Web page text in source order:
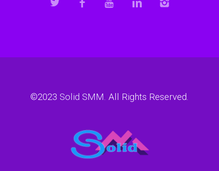
©2023 Solid SMM. All Rights Reserved.